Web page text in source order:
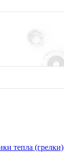
тепла (грелки)